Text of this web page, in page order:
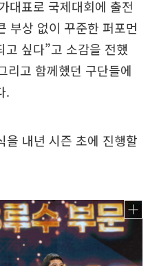
대표로 국제대회에 출전
부상 없이 꾸준한 퍼포먼
싶다”고 소감을 전했
리고 함께했던 구단들에
.
내년 시즌 초에 진행할